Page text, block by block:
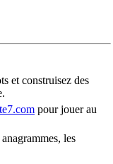
et construisez des
pour jouer au
les